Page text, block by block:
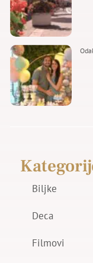
Biljke
Deca
Filmovi